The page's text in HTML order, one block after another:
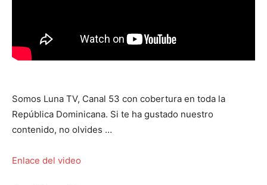
Somos Luna TV, Canal 53 con cobertura en toda la
República Dominicana. Si te ha gustado nuestro
contenido, no olvides …
Enlace del video